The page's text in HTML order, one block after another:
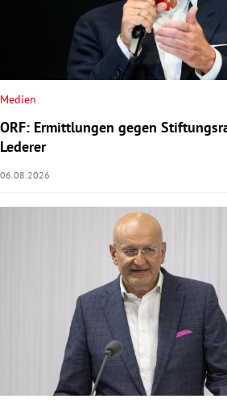
Medien
ORF: Ermittlungen gegen
Lederer
06.08.2026